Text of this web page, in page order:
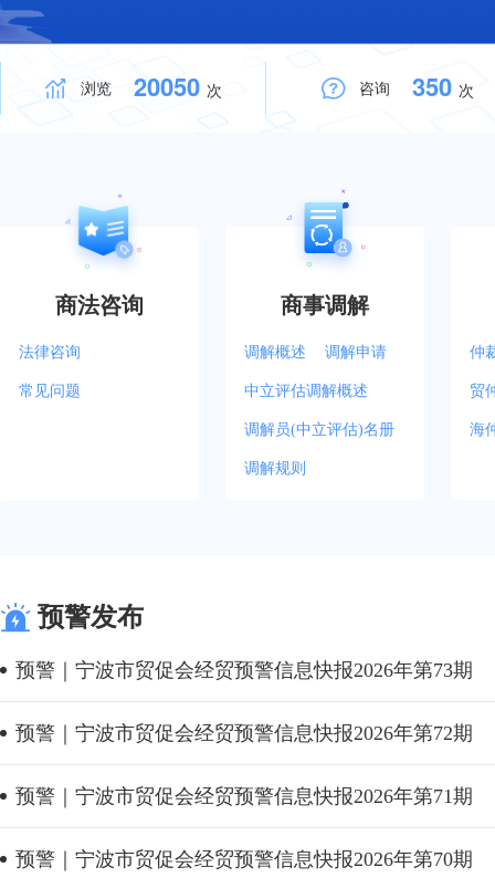
浏览 20050 次 咨询 350 次
商法咨询
法律咨询
常见问题
商事调解
调解概述 调解申请
中立评估调解概述
调解员(中立评估)名册
调解规则
仲
贸
海
预警发布
预警｜宁波市贸促会经贸预警信息快报2026年第73期
预警｜宁波市贸促会经贸预警信息快报2026年第72期
预警｜宁波市贸促会经贸预警信息快报2026年第71期
预警｜宁波市贸促会经贸预警信息快报2026年第70期